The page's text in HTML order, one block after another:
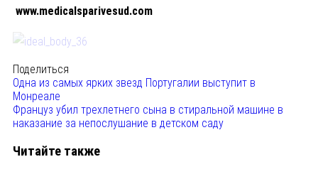
www.medicalsparivesud.com
Поделиться
Одна из самых ярких звезд Португалии выступит в
Монреале
Француз убил трехлетнего сына в стиральной машине в
наказание за непослушание в детском саду
Читайте также